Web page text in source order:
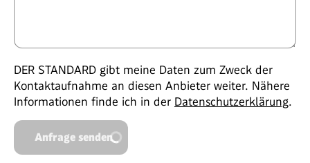
DER STANDARD gibt meine Daten zum Zweck der
Kontaktaufnahme an diesen Anbieter weiter. Nähere
Informationen finde ich in der Datenschutzerklärung.
Anfrage senden